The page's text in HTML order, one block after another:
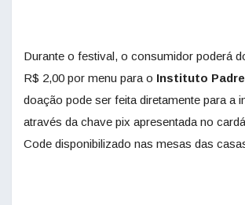
Durante o festival, o consumidor poderá
R$ 2,00 por menu para o Instituto
doação pode ser feita diretamente para a
através da chave pix apresentada no
Code disponibilizado nas mesas das